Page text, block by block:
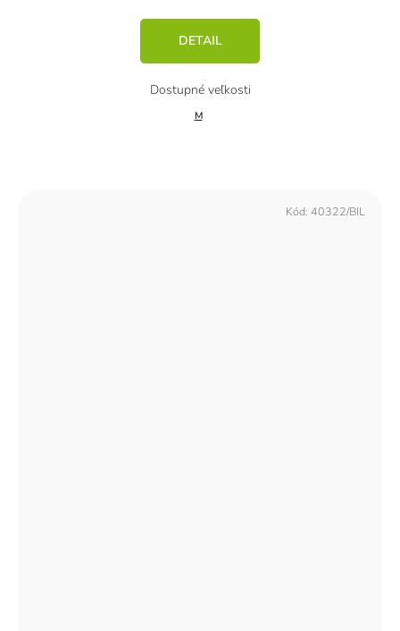
DETAIL
M
Kód: 40322/BIL